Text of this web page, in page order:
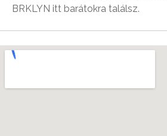
BRKLYN itt barátokra találsz.